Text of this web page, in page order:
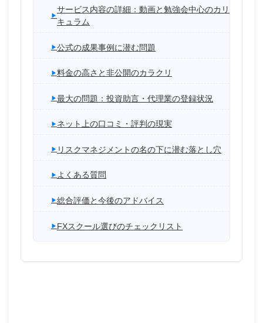
サービス内容の詳細：動画と勉強会中心のカリ
キュラム
公式の成果事例に潜む問題
料金の高さと非公開のカラクリ
最大の問題：投資助言・代理業の登録状況
ネット上の口コミ・評判の現実
リスクマネジメントの名の下に潜む落とし穴
よくある質問
総合評価と今後のアドバイス
FXスクール選びのチェックリスト